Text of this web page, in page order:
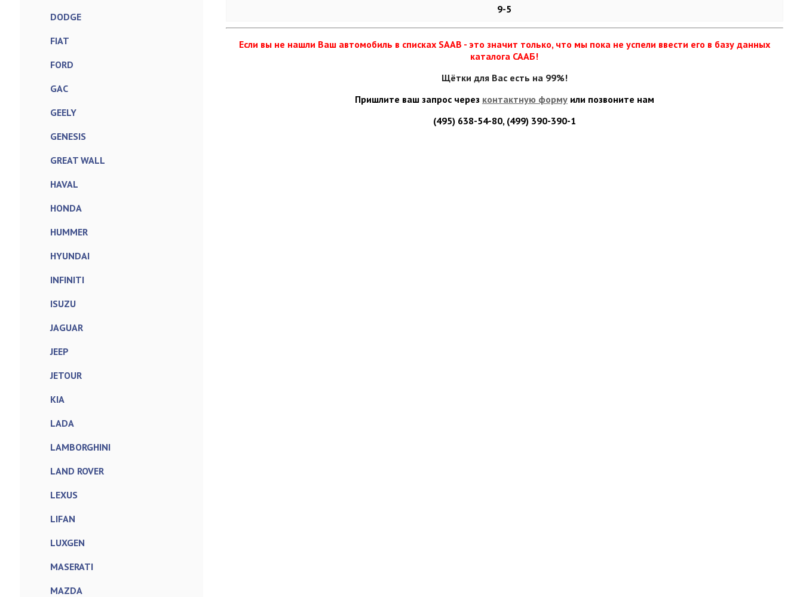
DODGE
FIAT
FORD
GAC
GEELY
GENESIS
GREAT WALL
HAVAL
HONDA
HUMMER
HYUNDAI
INFINITI
ISUZU
JAGUAR
JEEP
JETOUR
KIA
LADA
LAMBORGHINI
LAND ROVER
LEXUS
LIFAN
LUXGEN
MASERATI
MAZDA
9-5
Если вы не нашли Ваш автомобиль в списках SAAB - это значит только, что мы пока не успели ввести его в базу данных
каталога СААБ!
Щётки для Вас есть на 99%!
Пришлите ваш запрос через контактную формуили позвоните нам
(495) 638-54-80, (499) 390-390-1